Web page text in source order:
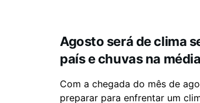
Agosto será de clima
país e chuvas na
Com a chegada do mês de
preparar para enfrentar um